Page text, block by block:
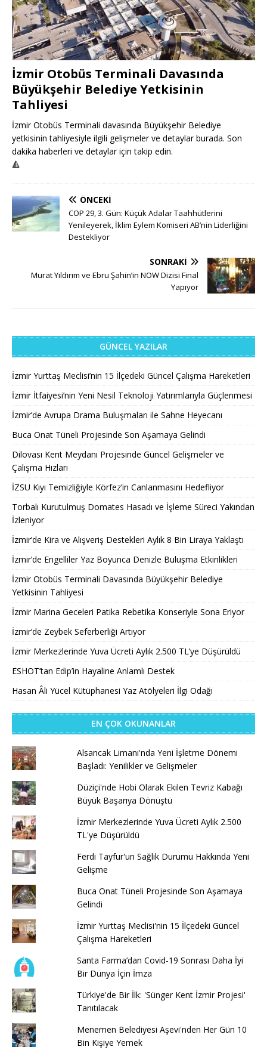
İzmir Otobüs Terminali Davasında
Büyükşehir Belediye Yetkisinin
Tahliyesi
İzmir Otobüs Terminali davasında Büyükşehir Belediye
yetkisinin tahliyesiyle ilgili gelişmeler ve detaylar burada. Son
dakika haberleri ve detaylar için takip edin.
🔺
ÖNCEKI
COP 29, 3. Gün: Küçük Adalar Taahhütlerini
Yenileyerek, İklim Eylem Komiseri AB’nin Liderliğini
Destekliyor
SONRAKI
Murat Yıldırım ve Ebru Şahin’in NOW Dizisi Final
Yapıyor
GÜNCEL YAZILAR
İzmir Yurttaş Meclisi’nin 15 İlçedeki Güncel Çalışma Hareketleri
İzmir İtfaiyesi’nin Yeni Nesil Teknoloji Yatırımlarıyla Güçlenmesi
İzmir’de Avrupa Drama Buluşmaları ile Sahne Heyecanı
Buca Onat Tüneli Projesinde Son Aşamaya Gelindi
Dilovası Kent Meydanı Projesinde Güncel Gelişmeler ve
Çalışma Hızları
İZSU Kıyı Temizliğiyle Körfez’in Canlanmasını Hedefliyor
Torbalı Kurutulmuş Domates Hasadı ve İşleme Süreci Yakından
İzleniyor
İzmir’de Kira ve Alışveriş Destekleri Aylık 8 Bin Liraya Yaklaştı
İzmir’de Engelliler Yaz Boyunca Denizle Buluşma Etkinlikleri
İzmir Otobüs Terminali Davasında Büyükşehir Belediye
Yetkisinin Tahliyesi
İzmir Marina Geceleri Patika Rebetika Konseriyle Sona Eriyor
İzmir’de Zeybek Seferberliği Artıyor
İzmir Merkezlerinde Yuva Ücreti Aylık 2.500 TL’ye Düşürüldü
ESHOT’tan Edip’in Hayaline Anlamlı Destek
Hasan Âli Yücel Kütüphanesi Yaz Atölyeleri İlgi Odağı
EN ÇOK OKUNANLAR
Alsancak Limanı'nda Yeni İşletme Dönemi
Başladı: Yenilikler ve Gelişmeler
Düziçi'nde Hobi Olarak Ekilen Tevriz Kabağı
Büyük Başarıya Dönüştü
İzmir Merkezlerinde Yuva Ücreti Aylık 2.500
TL'ye Düşürüldü
Ferdi Tayfur'un Sağlık Durumu Hakkında Yeni
Gelişme
Buca Onat Tüneli Projesinde Son Aşamaya
Gelindi
İzmir Yurttaş Meclisi'nin 15 İlçedeki Güncel
Çalışma Hareketleri
Santa Farma’dan Covid-19 Sonrası Daha İyi
Bir Dünya İçin İmza
Türkiye'de Bir İlk: 'Sünger Kent İzmir Projesi'
Tanıtılacak
Menemen Belediyesi Aşevi'nden Her Gün 10
Bin Kişiye Yemek